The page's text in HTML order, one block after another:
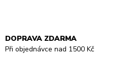
DOPRAVA ZDARMA
Při objednávce nad 1500 Kč